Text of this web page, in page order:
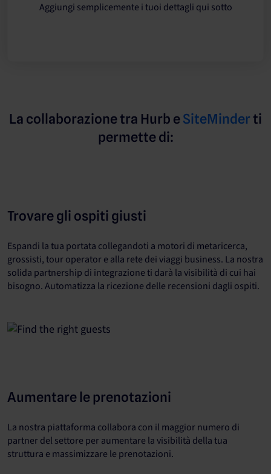
Aggiungi semplicemente i tuoi dettagli qui sotto
La collaborazione tra Hurb eSiteMinder ti
permette di:
Trovare gli ospiti giusti
Espandi la tua portata collegandoti a motori di metaricerca,
grossisti, tour operator e alla rete dei viaggi business. La nostra
solida partnership di integrazione ti darà la visibilità di cui hai
bisogno. Automatizza la ricezione delle recensioni dagli ospiti.
Aumentare le prenotazioni
La nostra piattaforma collabora con il maggior numero di
partner del settore per aumentare la visibilità della tua
struttura e massimizzare le prenotazioni.